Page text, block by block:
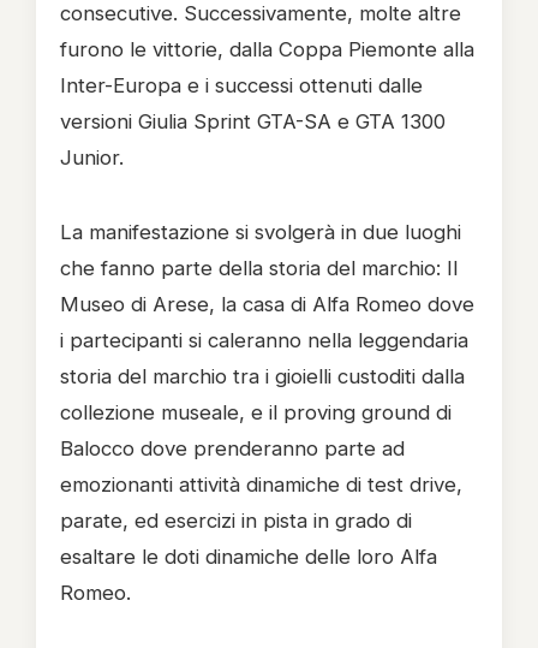
consecutive. Successivamente, molte altre
furono le vittorie, dalla Coppa Piemonte alla
Inter-Europa e i successi ottenuti dalle
versioni Giulia Sprint GTA-SA e GTA 1300
Junior.
La manifestazione si svolgerà in due luoghi
che fanno parte della storia del marchio: Il
Museo di Arese, la casa di Alfa Romeo dove
i partecipanti si caleranno nella leggendaria
storia del marchio tra i gioielli custoditi dalla
collezione museale, e il proving ground di
Balocco dove prenderanno parte ad
emozionanti attività dinamiche di test drive,
parate, ed esercizi in pista in grado di
esaltare le doti dinamiche delle loro Alfa
Romeo.